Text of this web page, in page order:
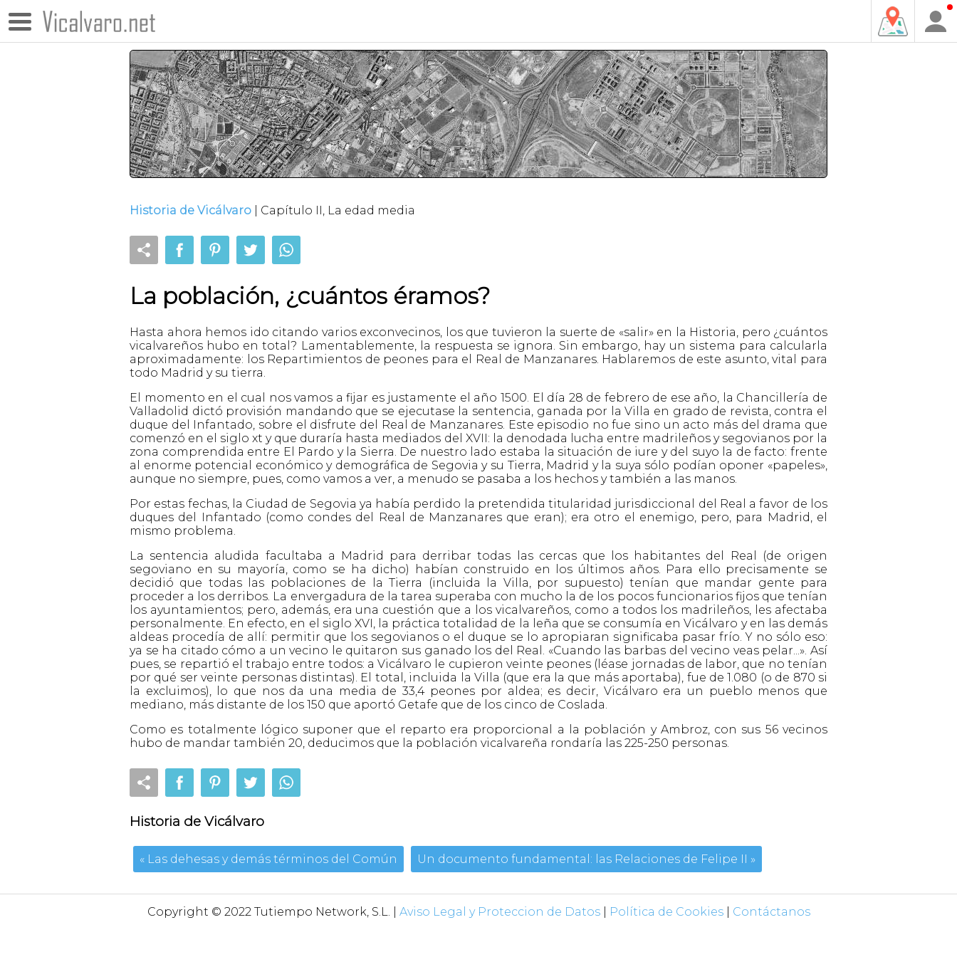
Historia de Vicálvaro | Capítulo II, La edad media
La población, ¿cuántos éramos?
Hasta ahora hemos ido citando varios exconvecinos, los que tuvieron la suerte de «salir» en la Historia, pero ¿cuántos
vicalvareños hubo en total? Lamentablemente, la respuesta se ignora. Sin embargo, hay un sistema para calcularla
aproximadamente: los Repartimientos de peones para el Real de Manzanares. Hablaremos de este asunto, vital para
todo Madrid y su tierra.
El momento en el cual nos vamos a fijar es justamente el año 1500. El día 28 de febrero de ese año, la Chancillería de
Valladolid dictó provisión mandando que se ejecutase la sentencia, ganada por la Villa en grado de revista, contra el
duque del Infantado, sobre el disfrute del Real de Manzanares. Este episodio no fue sino un acto más del drama que
comenzó en el siglo xt y que duraría hasta mediados del XVII: la denodada lucha entre madrileños y segovianos por la
zona comprendida entre El Pardo y la Sierra. De nuestro lado estaba la situación de iure y del suyo la de facto: frente
al enorme potencial económico y demográfica de Segovia y su Tierra, Madrid y la suya sólo podían oponer «papeles»,
aunque no siempre, pues, como vamos a ver, a menudo se pasaba a los hechos y también a las manos.
Por estas fechas, la Ciudad de Segovia ya había perdido la pretendida titularidad jurisdiccional del Real a favor de los
duques del Infantado (como condes del Real de Manzanares que eran); era otro el enemigo, pero, para Madrid, el
mismo problema.
La sentencia aludida facultaba a Madrid para derribar todas las cercas que los habitantes del Real (de origen
segoviano en su mayoría, como se ha dicho) habían construido en los últimos años. Para ello precisamente se
decidió que todas las poblaciones de la Tierra (incluida la Villa, por supuesto) tenían que mandar gente para
proceder a los derribos. La envergadura de la tarea superaba con mucho la de los pocos funcionarios fijos que tenían
los ayuntamientos; pero, además, era una cuestión que a los vicalvareños, como a todos los madrileños, les afectaba
personalmente. En efecto, en el siglo XVI, la práctica totalidad de la leña que se consumía en Vicálvaro y en las demás
aldeas procedía de allí: permitir que los segovianos o el duque se lo apropiaran significaba pasar frío. Y no sólo eso:
ya se ha citado cómo a un vecino le quitaron sus ganado los del Real. «Cuando las barbas del vecino veas pelar...». Así
pues, se repartió el trabajo entre todos: a Vicálvaro le cupieron veinte peones (léase jornadas de labor, que no tenían
por qué ser veinte personas distintas). El total, incluida la Villa (que era la que más aportaba), fue de 1.080 (o de 870 si
la excluimos), lo que nos da una media de 33,4 peones por aldea; es decir, Vicálvaro era un pueblo menos que
mediano, más distante de los 150 que aportó Getafe que de los cinco de Coslada.
Como es totalmente lógico suponer que el reparto era proporcional a la población y Ambroz, con sus 56 vecinos
hubo de mandar también 20, deducimos que la población vicalvareña rondaría las 225-250 personas.
Historia de Vicálvaro
« Las dehesas y demás términos del Común Un documento fundamental: las Relaciones de Felipe II »
Copyright © 2022 Tutiempo Network, S.L. | Aviso Legal y Proteccion de Datos| Política de Cookies| Contáctanos